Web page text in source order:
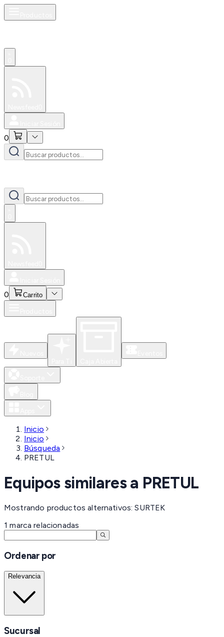
0
0 Carrito
Inicio
Inicio
Búsqueda
PRETUL
Equipos similares a PRETUL
Mostrando productos alternativos: SURTEK
1 marca relacionadas
Ordenar por
Relevancia
Sucursal